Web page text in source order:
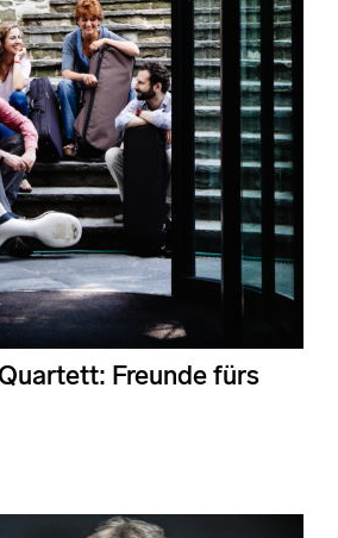
Freunde fürs